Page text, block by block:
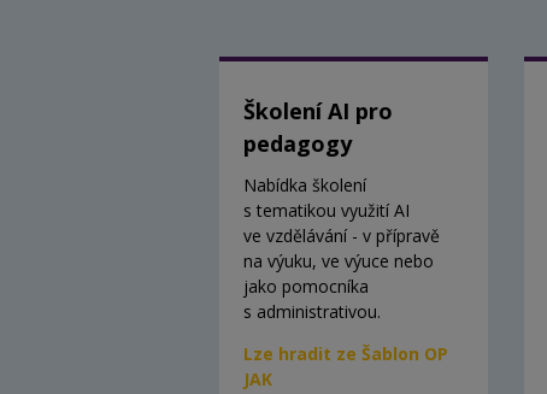
Školení AI pro
pedagogy
Nabídka školení
s tematikou využití AI
ve vzdělávání - v přípravě
na výuku, ve výuce nebo
jako pomocníka
s administrativou.
Lze hradit ze Šablon OP
JAK